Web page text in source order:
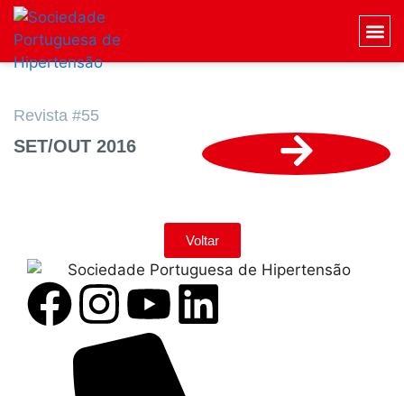
Revista #55
SET/OUT 2016
Voltar